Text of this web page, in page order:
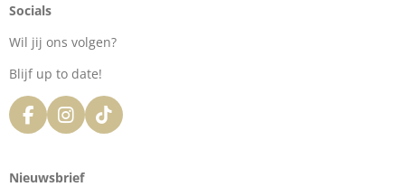
Socials
Wil jij ons volgen?
Blijf up to date!
F
a
e
I
n
t
T
i
Nieuwsbrief